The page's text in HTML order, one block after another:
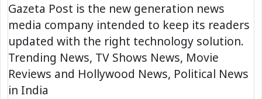
Gazeta Post is the new generation news
media company intended to keep its readers
updated with the right technology solution.
Trending News, TV Shows News, Movie
Reviews and Hollywood News, Political News
in India